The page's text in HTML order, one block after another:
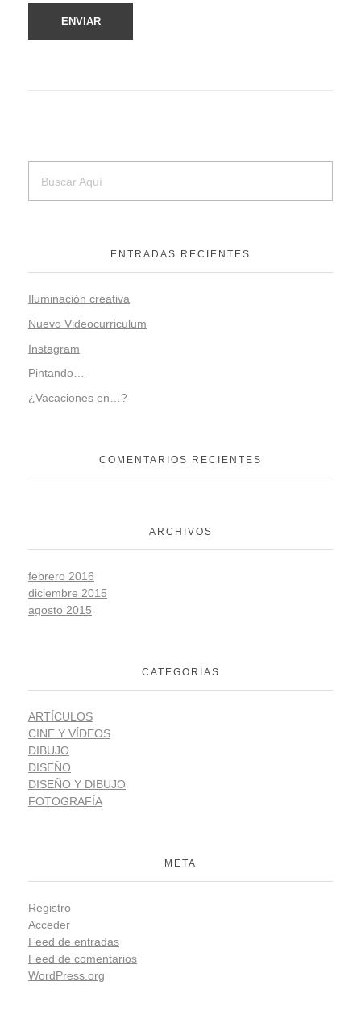
ENTRADAS RECIENTES
Iluminación creativa
Nuevo Videocurriculum
Instagram
Pintando…
¿Vacaciones en…?
COMENTARIOS RECIENTES
ARCHIVOS
febrero 2016
diciembre 2015
agosto 2015
CATEGORÍAS
ARTÍCULOS
CINE Y VÍDEOS
DIBUJO
DISEÑO
DISEÑO Y DIBUJO
FOTOGRAFÍA
META
Registro
Acceder
Feed de entradas
Feed de comentarios
WordPress.org